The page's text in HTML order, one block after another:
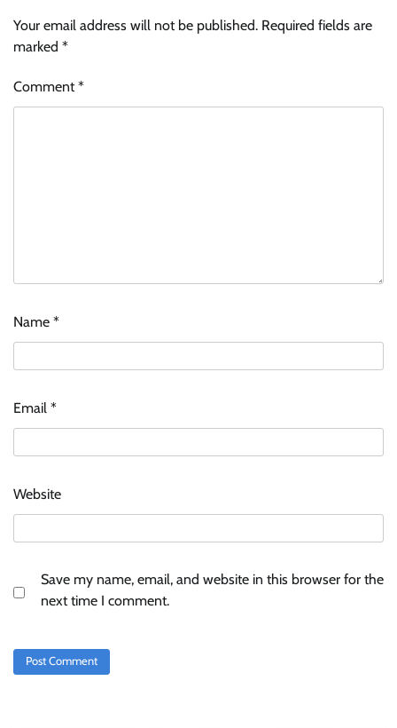
Your email address will not be published. Required fields are
marked *
Comment*
Name *
Email *
Website
Save my name, email, and website in this browser for the
next time I comment.